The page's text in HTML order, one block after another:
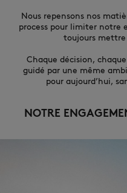
Nous repensons nos
process pour limiter notre
toujours
Chaque décision,
guidé par une même
pour aujourd’hui,
NOTRE